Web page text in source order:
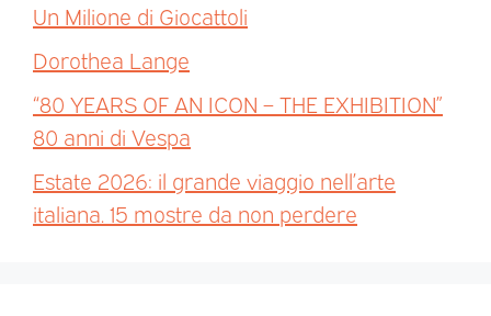
Un Milione di Giocattoli
Dorothea Lange
“80 YEARS OF AN ICON – THE EXHIBITION”
80 anni di Vespa
Estate 2026: il grande viaggio nell’arte
italiana. 15 mostre da non perdere